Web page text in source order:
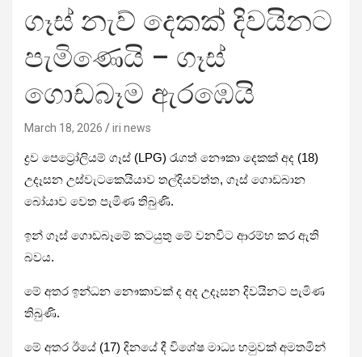
ගෑස් නැව් දෙකක් දිවයිනට
පැමිණෙයි – ගෑස්
ගොඩබෑම ඇරඹෙයි
March 18, 2026 iri news
ද්‍රව පෙට්‍රෝලියම් ගෑස් (LPG) රැගත් නෞකා දෙකක් අද (18)
උදෑසන උස්වැටකෙයියාව තල්දියවත්ත, ගෑස් ගොඩබාන
බෝයාව වෙත පැමිණ තිබුණි.
ඉන් ගෑස් ගොඩබෑමේ කටයුතු මේ වනවිට ආරම්භ කර ඇති
බවය.
මේ අතර ඉන්ධන නෞකාවක් ද අද උදෑසන දිවයිනට පැමිණ
තිබුණි.
මේ අතර ඊයේ (17) දිනයේ දී විශේෂ මාධ්‍ය හමුවක් අමතමින්